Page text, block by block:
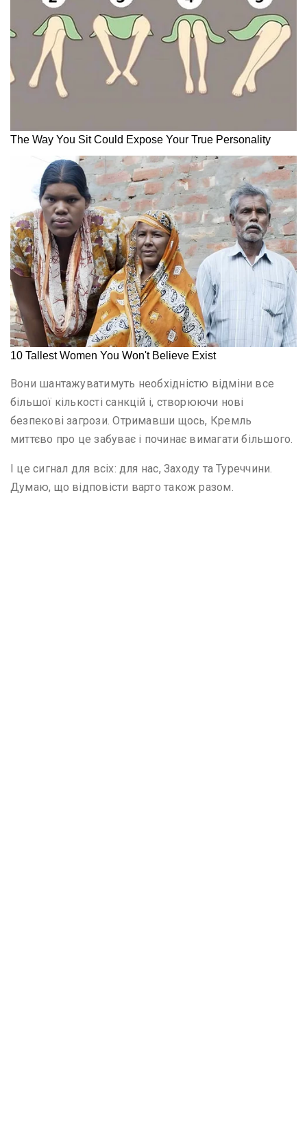
Вони шантажуватимуть необхідністю відміни все
більшої кількості санкцій і, створюючи нові
безпекові загрози. Отримавши щось, Кремль
миттєво про це забуває і починає вимагати більшого.
І це сигнал для всіх: для нас, Заходу та Туреччини.
Думаю, що відповісти варто також разом.